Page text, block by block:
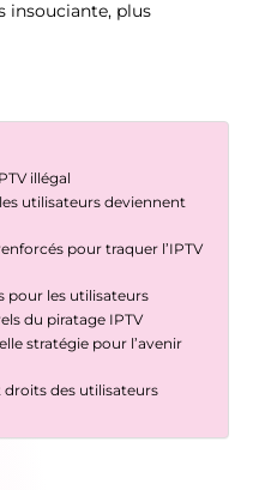
insouciante, plus
illégal
utilisateurs deviennent
pour traquer l’IPTV
pour les utilisateurs
du piratage IPTV
stratégie pour l’avenir
droits des utilisateurs